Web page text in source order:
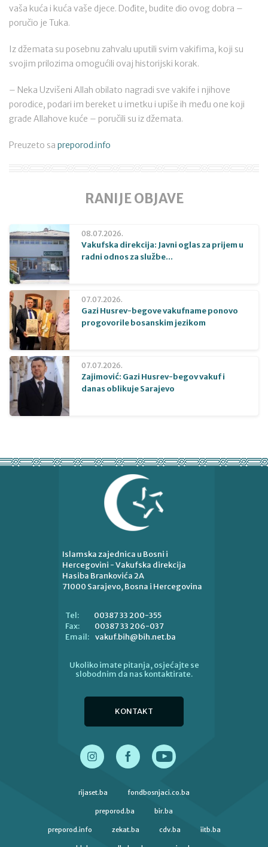
vaša kuća i kuća vaše djece. Dođite, budite dio ovog dobra –
poručio je Tuka.
Iz džemata su posebnu zahvalu uputili svim vakifima, koji su
svojim prilozima omogućili ovaj historijski korak.
– Neka Uzvišeni Allah obilato nagradi sve vakife i njihove
porodice, podari im bereket u imetku i upiše ih među one koji
grade Allahove kuće – poručili su iz džemata.
Preuzeto sa preporod.info
RANIJE OBJAVE
08.07.2026.
Vakufska direkcija: Javni oglas za prijem u
radni odnos za službe...
07.07.2026.
Gazi Husrev-begove vakufname ponovo
progovorile bosanskim jezikom
07.07.2026.
Zajimović: Gazi Husrev-begov vakuf i
danas oblikuje Sarajevo
Islamska zajednica u Bosni i
Hercegovini - Vakufska direkcija
Hasiba Brankovića 2A
71000 Sarajevo, Bosna i Hercegovina
Tel:
00387 33 200-355
Fax:
00387 33 206-037
Email: vakuf.bih@bih.net.ba
Ukoliko imate pitanja, osjećajte se
slobodnim da nas kontaktirate.
KONTAKT
rijaset.ba fondbosnjaci.co.ba
preporod.ba bir.ba
preporod.info zekat.ba cdv.ba iitb.ba